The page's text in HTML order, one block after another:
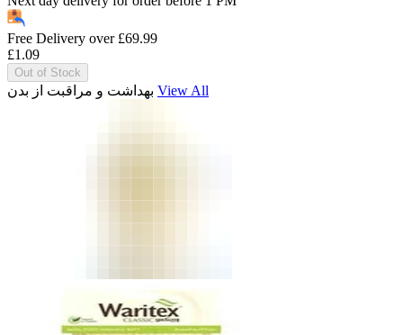
Free Delivery over £69.99
£1.09
Out of Stock
بهداشت و مراقبت از بدن View All